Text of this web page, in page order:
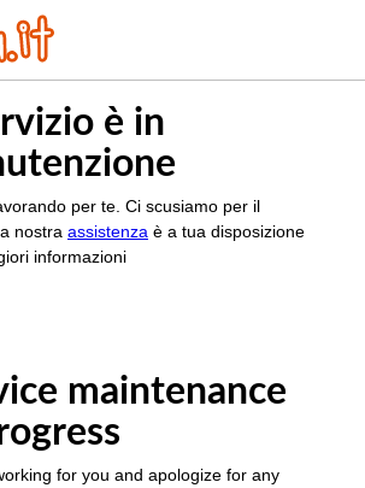
è in
per te. Ci scusiamo per il
nostra assistenza è a tua disposizione
informazioni
maintenance
for you and apologize for any